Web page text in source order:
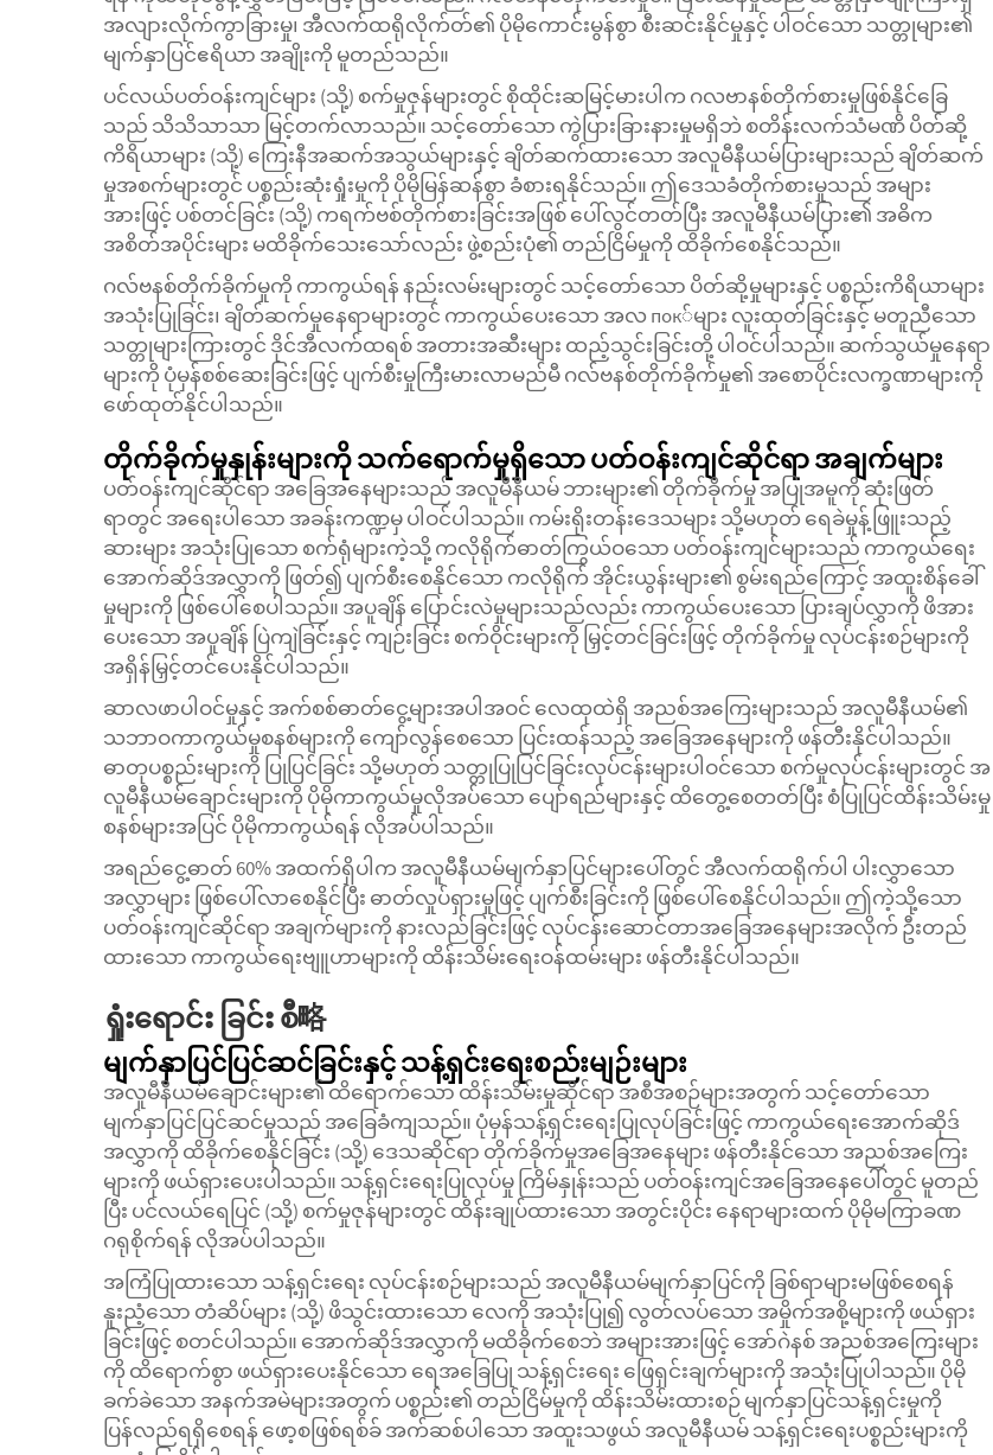
အလျားလိုက်ကွာခြားမှု၊ အီလက်ထရိုလိုက်တ်၏ ပိုမိုကောင်းမွန်စွာ စီးဆင်းနိုင်မှုနှင့် ပါဝင်သော သတ္တုများ၏
မျက်နှာပြင်ဧရိယာ အချိုးကို မူတည်သည်။
ပင်လယ်ပတ်ဝန်းကျင်များ (သို့) စက်မှုဇုန်များတွင် စိုထိုင်းဆမြင့်မားပါက ဂလဗာနစ်တိုက်စားမှုဖြစ်နိုင်ခြေ
သည် သိသိသာသာ မြင့်တက်လာသည်။ သင့်တော်သော ကွဲပြားခြားနားမှုမရှိဘဲ စတိန်းလက်သံမဏိ ပိတ်ဆို့
ကိရိယာများ (သို့) ကြေးနီအဆက်အသွယ်များနှင့် ချိတ်ဆက်ထားသော အလူမီနီယမ်ပြားများသည် ချိတ်ဆက်
မှုအစက်များတွင် ပစ္စည်းဆုံးရှုံးမှုကို ပိုမိုမြန်ဆန်စွာ ခံစားရနိုင်သည်။ ဤဒေသခံတိုက်စားမှုသည် အများ
အားဖြင့် ပစ်တင်ခြင်း (သို့) ကရက်ဗစ်တိုက်စားခြင်းအဖြစ် ပေါ်လွင်တတ်ပြီး အလူမီနီယမ်ပြား၏ အဓိက
အစိတ်အပိုင်းများ မထိခိုက်သေးသော်လည်း ဖွဲ့စည်းပုံ၏ တည်ငြိမ်မှုကို ထိခိုက်စေနိုင်သည်။
ဂလ်ဗနစ်တိုက်ခိုက်မှုကို ကာကွယ်ရန် နည်းလမ်းများတွင် သင့်တော်သော ပိတ်ဆို့မှုများနှင့် ပစ္စည်းကိရိယာများ
အသုံးပြုခြင်း၊ ချိတ်ဆက်မှုနေရာများတွင် ကာကွယ်ပေးသော အလ пок်များ လူးထုတ်ခြင်းနှင့် မတူညီသော
သတ္တုများကြားတွင် ဒိုင်အီလက်ထရစ် အတားအဆီးများ ထည့်သွင်းခြင်းတို့ ပါဝင်ပါသည်။ ဆက်သွယ်မှုနေရာ
များကို ပုံမှန်စစ်ဆေးခြင်းဖြင့် ပျက်စီးမှုကြီးမားလာမည်မီ ဂလ်ဗနစ်တိုက်ခိုက်မှု၏ အစောပိုင်းလက္ခဏာများကို
ဖော်ထုတ်နိုင်ပါသည်။
တိုက်ခိုက်မှုနှုန်းများကို သက်ရောက်မှုရှိသော ပတ်ဝန်းကျင်ဆိုင်ရာ အချက်များ
ပတ်ဝန်းကျင်ဆိုင်ရာ အခြေအနေများသည် အလူမီနီယမ် ဘားများ၏ တိုက်ခိုက်မှု အပြုအမူကို ဆုံးဖြတ်
ရာတွင် အရေးပါသော အခန်းကဏ္ဍမှ ပါဝင်ပါသည်။ ကမ်းရိုးတန်းဒေသများ သို့မဟုတ် ရေခဲမှုန့်ဖြူးသည့်
ဆားများ အသုံးပြုသော စက်ရုံများကဲ့သို့ ကလိုရိုက်ဓာတ်ကြွယ်ဝသော ပတ်ဝန်းကျင်များသည် ကာကွယ်ရေး
အောက်ဆိုဒ်အလွှာကို ဖြတ်၍ ပျက်စီးစေနိုင်သော ကလိုရိုက် အိုင်းယွန်းများ၏ စွမ်းရည်ကြောင့် အထူးစိန်ခေါ်
မှုများကို ဖြစ်ပေါ်စေပါသည်။ အပူချိန် ပြောင်းလဲမှုများသည်လည်း ကာကွယ်ပေးသော ပြားချပ်လွှာကို ဖိအား
ပေးသော အပူချိန် ပြဲကျဲခြင်းနှင့် ကျဉ်းခြင်း စက်ဝိုင်းများကို မြှင့်တင်ခြင်းဖြင့် တိုက်ခိုက်မှု လုပ်ငန်းစဉ်များကို
အရှိန်မြှင့်တင်ပေးနိုင်ပါသည်။
ဆာလဖာပါဝင်မှုနှင့် အက်စစ်ဓာတ်ငွေ့များအပါအဝင် လေထုထဲရှိ အညစ်အကြေးများသည် အလူမီနီယမ်၏
သဘာဝကာကွယ်မှုစနစ်များကို ကျော်လွန်စေသော ပြင်းထန်သည့် အခြေအနေများကို ဖန်တီးနိုင်ပါသည်။
ဓာတုပစ္စည်းများကို ပြုပြင်ခြင်း သို့မဟုတ် သတ္တုပြုပြင်ခြင်းလုပ်ငန်းများပါဝင်သော စက်မှုလုပ်ငန်းများတွင် အ
လူမီနီယမ်ချောင်းများကို ပိုမိုကာကွယ်မှုလိုအပ်သော ပျော်ရည်များနှင့် ထိတွေ့စေတတ်ပြီး စံပြုပြင်ထိန်းသိမ်းမှု
စနစ်များအပြင် ပိုမိုကာကွယ်ရန် လိုအပ်ပါသည်။
အရည်ငွေ့ဓာတ် 60% အထက်ရှိပါက အလူမီနီယမ်မျက်နှာပြင်များပေါ်တွင် အီလက်ထရိုက်ပါ ပါးလွှာသော
အလွှာများ ဖြစ်ပေါ်လာစေနိုင်ပြီး ဓာတ်လှုပ်ရှားမှုဖြင့် ပျက်စီးခြင်းကို ဖြစ်ပေါ်စေနိုင်ပါသည်။ ဤကဲ့သို့သော
ပတ်ဝန်းကျင်ဆိုင်ရာ အချက်များကို နားလည်ခြင်းဖြင့် လုပ်ငန်းဆောင်တာအခြေအနေများအလိုက် ဦးတည်
ထားသော ကာကွယ်ရေးဗျူဟာများကို ထိန်းသိမ်းရေးဝန်ထမ်းများ ဖန်တီးနိုင်ပါသည်။
ရှုံးရောင်း ခြင်း စီ略
မျက်နှာပြင်ပြင်ဆင်ခြင်းနှင့် သန့်ရှင်းရေးစည်းမျဉ်းများ
အလူမီနီယမ်ချောင်းများ၏ ထိရောက်သော ထိန်းသိမ်းမှုဆိုင်ရာ အစီအစဉ်များအတွက် သင့်တော်သော
မျက်နှာပြင်ပြင်ဆင်မှုသည် အခြေခံကျသည်။ ပုံမှန်သန့်ရှင်းရေးပြုလုပ်ခြင်းဖြင့် ကာကွယ်ရေးအောက်ဆိုဒ်
အလွှာကို ထိခိုက်စေနိုင်ခြင်း (သို့) ဒေသဆိုင်ရာ တိုက်ခိုက်မှုအခြေအနေများ ဖန်တီးနိုင်သော အညစ်အကြေး
များကို ဖယ်ရှားပေးပါသည်။ သန့်ရှင်းရေးပြုလုပ်မှု ကြိမ်နှုန်းသည် ပတ်ဝန်းကျင်အခြေအနေပေါ်တွင် မူတည်
ပြီး ပင်လယ်ရေပြင် (သို့) စက်မှုဇုန်များတွင် ထိန်းချုပ်ထားသော အတွင်းပိုင်း နေရာများထက် ပိုမိုမကြာခဏ
ဂရုစိုက်ရန် လိုအပ်ပါသည်။
အကြံပြုထားသော သန့်ရှင်းရေး လုပ်ငန်းစဉ်များသည် အလူမီနီယမ်မျက်နှာပြင်ကို ခြစ်ရာများမဖြစ်စေရန်
နူးညံ့သော တံဆိပ်များ (သို့) ဖိသွင်းထားသော လေကို အသုံးပြု၍ လွတ်လပ်သော အမှိုက်အစို့များကို ဖယ်ရှား
ခြင်းဖြင့် စတင်ပါသည်။ အောက်ဆိုဒ်အလွှာကို မထိခိုက်စေဘဲ အများအားဖြင့် အော်ဂဲနစ် အညစ်အကြေးများ
ကို ထိရောက်စွာ ဖယ်ရှားပေးနိုင်သော ရေအခြေပြု သန့်ရှင်းရေး ဖြေရှင်းချက်များကို အသုံးပြုပါသည်။ ပိုမို
ခက်ခဲသော အနက်အမဲများအတွက် ပစ္စည်း၏ တည်ငြိမ်မှုကို ထိန်းသိမ်းထားစဉ် မျက်နှာပြင်သန့်ရှင်းမှုကို
ပြန်လည်ရရှိစေရန် ဖော့စဖြစ်ရစ်ခ် အက်ဆစ်ပါသော အထူးသဖွယ် အလူမီနီယမ် သန့်ရှင်းရေးပစ္စည်းများကို